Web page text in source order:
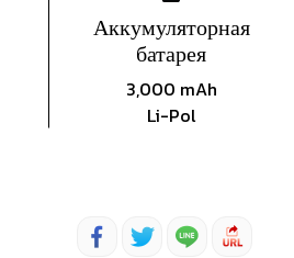
Аккумуляторная
батарея
3,000 mAh
Li-Pol